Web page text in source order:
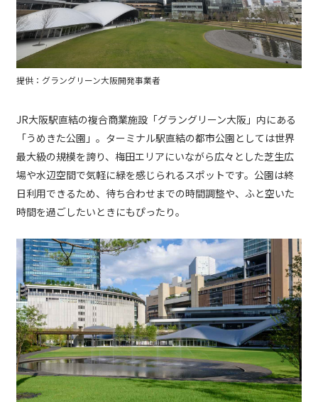
提供：グラングリーン大阪開発事業者
JR大阪駅直結の複合商業施設「グラングリーン大阪」内にある
「うめきた公園」。ターミナル駅直結の都市公園としては世界
最大級の規模を誇り、梅田エリアにいながら広々とした芝生広
場や水辺空間で気軽に緑を感じられるスポットです。公園は終
日利用できるため、待ち合わせまでの時間調整や、ふと空いた
時間を過ごしたいときにもぴったり。